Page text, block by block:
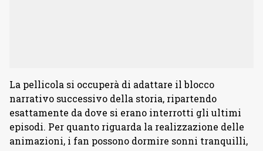
La pellicola si occuperà di adattare il blocco
narrativo successivo della storia, ripartendo
esattamente da dove si erano interrotti gli ultimi
episodi. Per quanto riguarda la realizzazione delle
animazioni, i fan possono dormire sonni tranquilli,